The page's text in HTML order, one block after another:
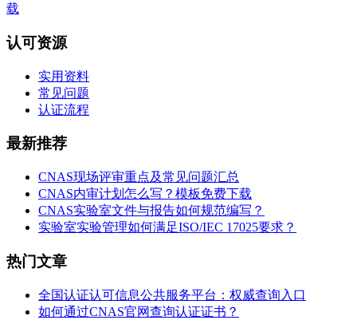
载
认可资源
实用资料
常见问题
认证流程
最新推荐
CNAS现场评审重点及常见问题汇总
CNAS内审计划怎么写？模板免费下载
CNAS实验室文件与报告如何规范编写？
实验室实验管理如何满足ISO/IEC 17025要求？
热门文章
全国认证认可信息公共服务平台：权威查询入口
如何通过CNAS官网查询认证证书？